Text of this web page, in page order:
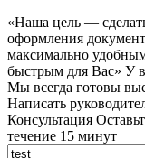
«Наша цель —
оформления
максимально
быстрым для Вас» У
Мы всегда готовы
Написать
Консультация
течение 15 минут